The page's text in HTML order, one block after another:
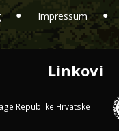
Impressum
Linkovi
Republike Hrvatske